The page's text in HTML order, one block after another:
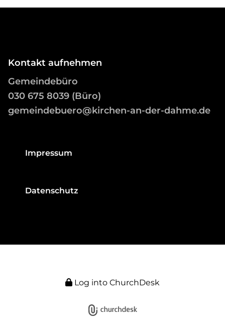
Kontakt aufnehmen
Gemeindebüro
030 675 8039 (Büro)
gemeindebuero@kirchen-an-der-dahme.de
Impressum
Datenschutz
Log into ChurchDesk